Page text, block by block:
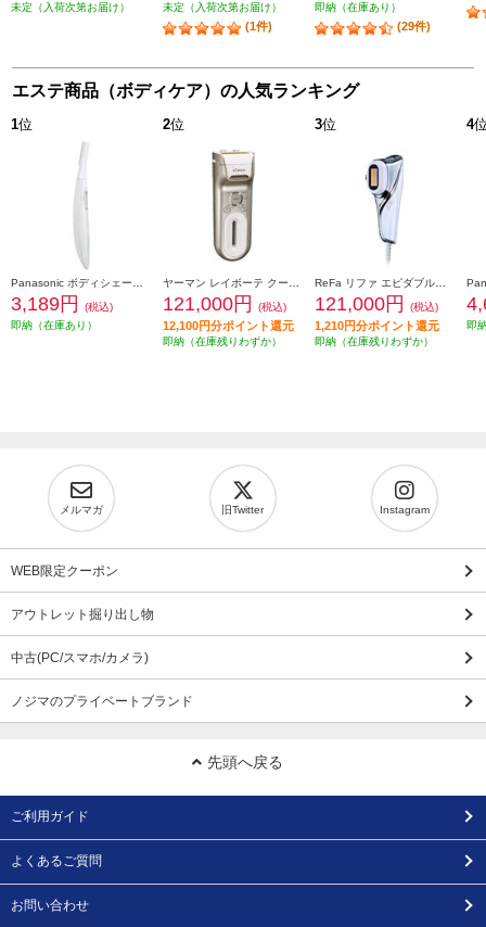
未定（入荷次第お届け） 未定（入荷次第お届け）
(1件)
即納（在庫あり）
(29件)
エステ商品（ボディケア）の人気ランキング
1位
3,189円
(税込)
即納（在庫あり）
2位
121,000円 (税込)
12,100円分ポイント還元
即納（在庫残りわずか）
3位
121,000円 (税込)
1,210円分ポイント還元
即納（在庫残りわずか）
4
即
メルマガ 旧Twitter Instagram
WEB限定クーポン
アウトレット掘り出し物
中古(PC/スマホ/カメラ)
ノジマのプライベートブランド
先頭へ戻る
ご利用ガイド
よくあるご質問
お問い合わせ